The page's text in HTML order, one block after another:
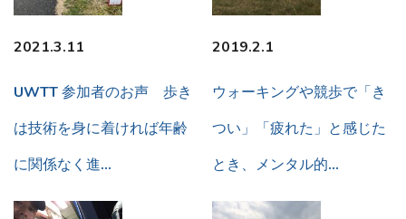
2021.3.11
UWTT 参加者のお声 歩き
は技術を身に着ければ年齢
に関係なく進…
2019.2.1
ウォーキングや競歩で「き
つい」「疲れた」と感じた
とき、メンタル的…